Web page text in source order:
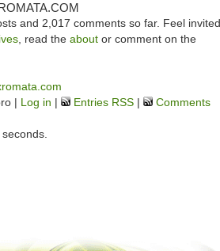
and 2,017 comments so far. Feel invited
, read the about or comment on the
| Log in | Entries RSS |
Comments